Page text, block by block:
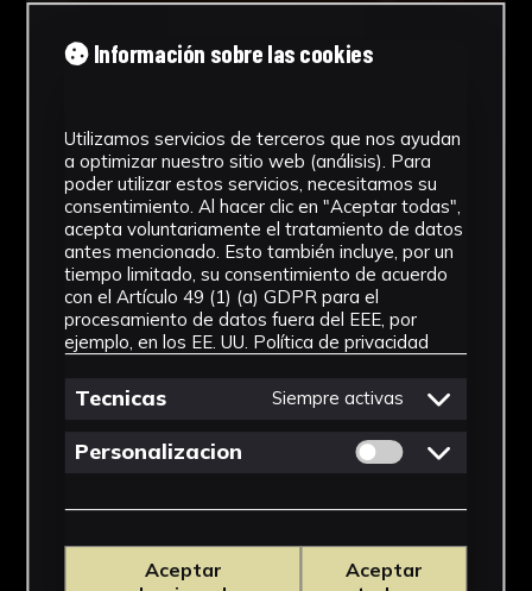
Información sobre las cookies
Utilizamos servicios de terceros que nos ayudan
a optimizar nuestro sitio web (análisis). Para
poder utilizar estos servicios, necesitamos su
consentimiento. Al hacer clic en "Aceptar todas",
acepta voluntariamente el tratamiento de datos
antes mencionado. Esto también incluye, por un
tiempo limitado, su consentimiento de acuerdo
con el Artículo 49 (1) (a) GDPR para el
procesamiento de datos fuera del EEE, por
ejemplo, en los EE. UU. Política de privacidad
Tecnicas Siempre activas
Personalizacion Permitir cookies
Aceptar
Aceptar